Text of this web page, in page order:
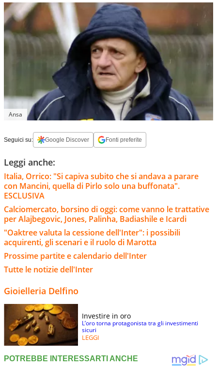
Ansa
Seguici su: Google Discover Fonti preferite
Leggi anche:
Italia, Orrico: "Si capiva subito che si andava a parare
con Mancini, quella di Pirlo solo una buffonata".
ESCLUSIVA
Calciomercato, borsino di oggi: come vanno le trattative
per Alajbegovic, Jones, Palinha, Badiashile e Icardi
"Oaktree valuta la cessione dell'Inter": i possibili
acquirenti, gli scenari e il ruolo di Marotta
Prossime partite e calendario dell'Inter
Tutte le notizie dell'Inter
Gioielleria Delfino
Investire in oro
L’oro torna protagonista tra gli investimenti
sicuri
LEGGI